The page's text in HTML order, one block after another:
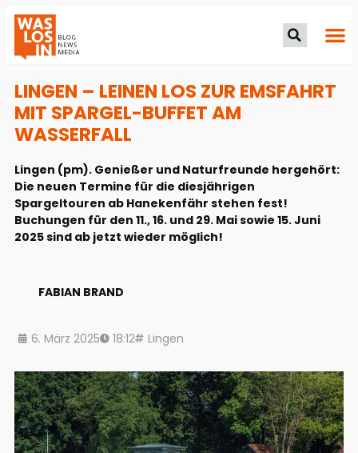
LINGEN – LEINEN LOS ZUR EMSFAHRT
MIT SPARGEL-BUFFET AM
WASSERFALL
Lingen (pm). Genießer und Naturfreunde hergehört:
Die neuen Termine für die diesjährigen
Spargeltouren ab Hanekenfähr stehen fest!
Buchungen für den 11., 16. und 29. Mai sowie 15. Juni
2025 sind ab jetzt wieder möglich!
FABIAN BRAND
6. März 2025 18:12 Lingen